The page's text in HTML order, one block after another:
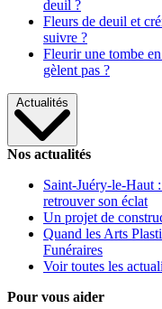
deuil ?
Fleurs de deuil et
suivre ?
Fleurir une tombe
gèlent pas ?
Actualités
Nos actualités
Saint-Juéry-le-Haut
retrouver son éclat
Un projet de
Quand les Arts
Funéraires
Voir toutes les
Pour vous aider